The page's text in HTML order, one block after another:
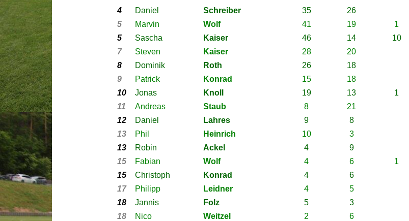
4
Daniel Schreiber 35 26
5
Marvin Wolf 41 19 1
5
Sascha Kaiser 46 14 10
7
Steven Kaiser 28 20
8
Dominik Roth 26 18
9
Patrick Konrad 15 18
10
Jonas Knoll 19 13 1
11
Andreas Staub 8 21
12
Daniel Lahres 9 8
13
Phil Heinrich 10 3
13
Robin Ackel 4 9
15
Fabian Wolf 4 6 1
15
Christoph Konrad 4 6
17
Philipp Leidner 4 5
18
Jannis Folz 5 3
18
Nico Weitzel 2 6